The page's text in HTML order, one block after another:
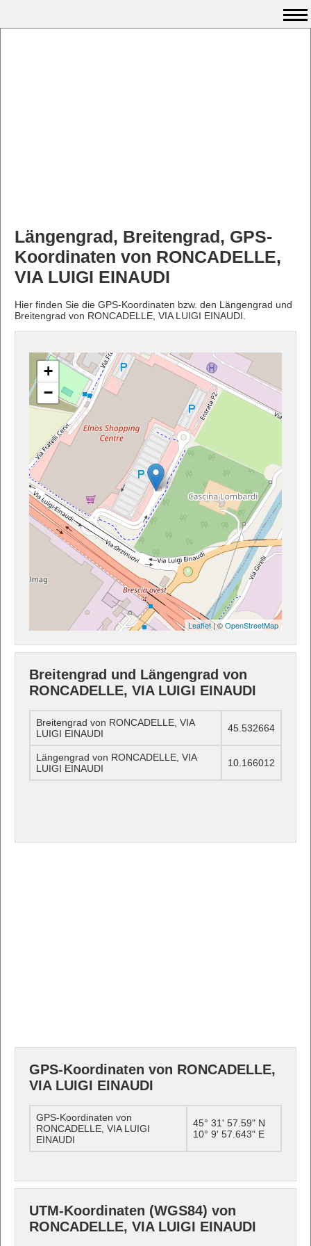
Längengrad, Breitengrad, GPS-
Koordinaten von RONCADELLE,
VIA LUIGI EINAUDI
Hier finden Sie die GPS-Koordinaten bzw. den Längengrad und
Breitengrad von RONCADELLE, VIA LUIGI EINAUDI.
+
−
Leaflet| ©OpenStreetMap
Breitengrad und Längengrad von
RONCADELLE, VIA LUIGI EINAUDI
Breitengrad von RONCADELLE, VIA
LUIGI EINAUDI
45.532664
Längengrad von RONCADELLE, VIA
LUIGI EINAUDI
10.166012
GPS-Koordinaten von RONCADELLE,
VIA LUIGI EINAUDI
GPS-Koordinaten von
RONCADELLE, VIA LUIGI
EINAUDI
45° 31' 57.59" N
10° 9' 57.643" E
UTM-Koordinaten (WGS84) von
RONCADELLE, VIA LUIGI EINAUDI